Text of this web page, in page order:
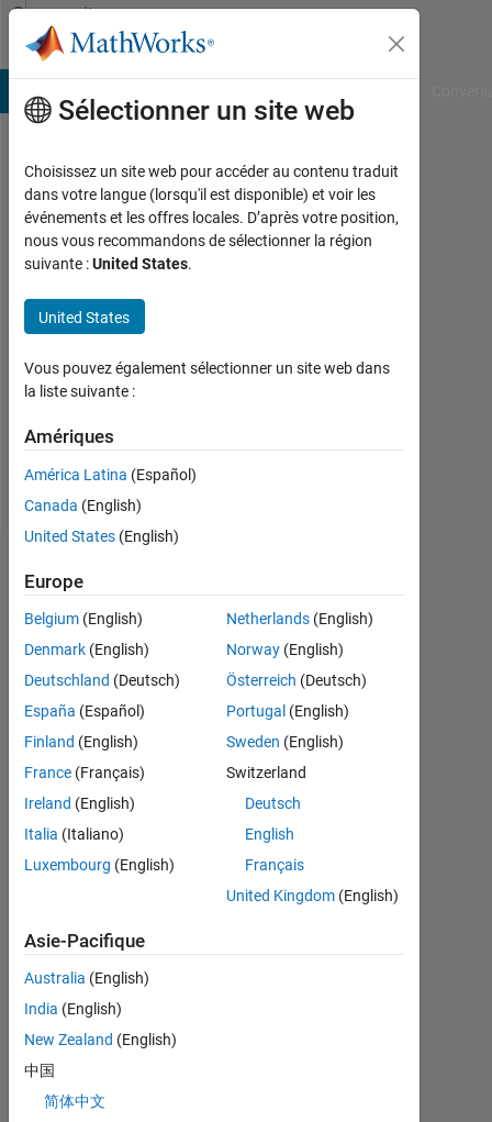
Passer au contenu
Community
Profile
Ammy
Actif
depuis
2018
Followers:
Following:
Follow
Please
login
endorse
this
person
a
skill
No
Sélectionner un site web
Choisissez un site web pour accéder au contenu traduit
dans votre langue (lorsqu'il est disponible) et voir les
événements et les offres locales. D’après votre position,
nous vous recommandons de sélectionner la région
suivante :United States.
United States
Vous pouvez également sélectionner un site web dans
la liste suivante :
Amériques
América Latina (Español)
Canada (English)
United States (English)
Europe
Belgium (English)
Denmark (English)
Deutschland (Deutsch)
España (Español)
Finland (English)
France (Français)
Ireland (English)
Italia (Italiano)
Luxembourg (English)
Netherlands(English)
Norway(English)
Österreich (Deutsch)
Portugal (English)
Sweden (English)
Switzerland
Deutsch
English
Français
United Kingdom(English)
Asie-Pacifique
Australia (English)
India (English)
New Zealand (English)
中国
简体中文